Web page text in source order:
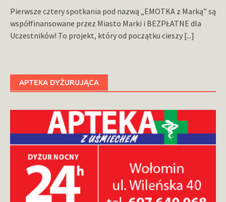
Pierwsze cztery spotkania pod nazwą „EMOTKA z Marką” są
współfinansowane przez Miasto Marki i BEZPŁATNE dla
Uczestników! To projekt, który od początku cieszy [...]
APTEKA DYŻURUJĄCA